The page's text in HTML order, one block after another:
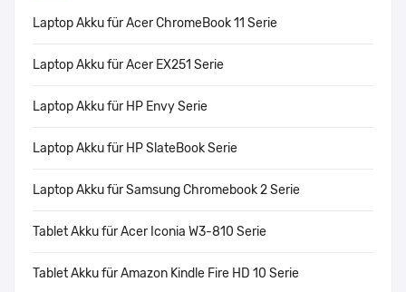
Laptop Akku für Acer ChromeBook 11 Serie
Laptop Akku für Acer EX251 Serie
Laptop Akku für HP Envy Serie
Laptop Akku für HP SlateBook Serie
Laptop Akku für Samsung Chromebook 2 Serie
Tablet Akku für Acer Iconia W3-810 Serie
Tablet Akku für Amazon Kindle Fire HD 10 Serie